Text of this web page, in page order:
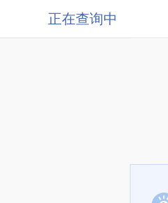
正在查询中